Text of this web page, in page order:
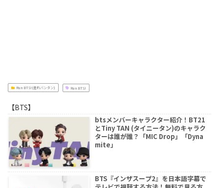
Run BTS!(走れバンタン) Run BTS!
【BTS】
btsメンバーキャラクター紹介！BT21
とTiny TAN (タイニータン)のキャラク
ターは誰が誰？「MIC Drop」「Dyna
mite」
BTS『インザスープ2』を日本語字幕で